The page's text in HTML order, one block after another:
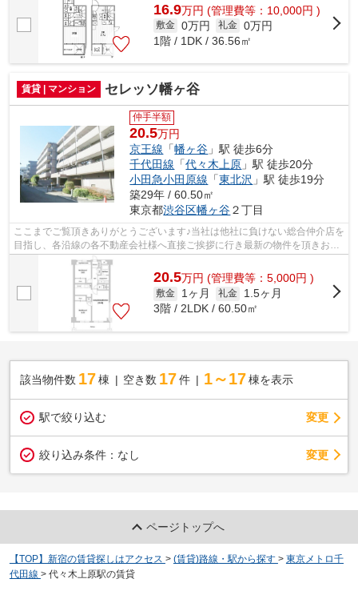
16.9万円 (管理費等：10,000円 )
敷金 0万円 礼金 0万円
1階 / 1DK / 36.56㎡
賃貸 | マンション セレッソ幡ヶ谷
仲手半額
20.5万円
京王線 「幡ヶ谷 」駅 徒歩6分
千代田線 「代々木上原 」駅 徒歩20分
小田急小田原線 「東北沢 」駅 徒歩19分
築29年 / 60.50㎡
東京都渋谷区幡ヶ谷２丁目
ここまでご覧頂きありがとうございます♪当社は他社に負けない総合仲介店を
目指し、各沿線の各不動産会社様へ直接ご挨拶に行き最新の物件を頂きお客
様へ提供しております！最新の情報は...
20.5万円 (管理費等：5,000円 )
敷金 1ヶ月 礼金
1.5ヶ月
3階 / 2LDK / 60.50㎡
該当物件数 17棟 空き数 17 件 1～17 棟を表示
駅で絞り込む 変更
絞り込み条件： なし 変更
ページトップへ
【TOP】新宿の賃貸探しはアクセス > (賃貸)路線・駅から探す > 東京メトロ千
代田線 > 代々木上原駅の賃貸